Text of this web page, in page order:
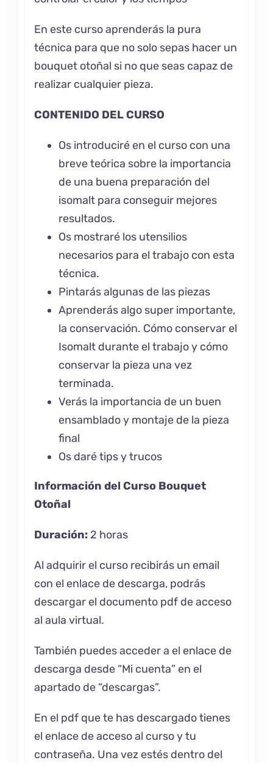
En este curso aprenderás la pura
técnica para que no solo sepas hacer un
bouquet otoñal si no que seas capaz de
realizar cualquier pieza.
CONTENIDO DEL CURSO
Os introduciré en el curso con una
breve teórica sobre la importancia
de una buena preparación del
isomaltpara conseguir mejores
resultados.
Os mostraré los utensilios
necesarios para el trabajo con esta
técnica.
Pintarás algunas de las piezas
Aprenderás algo super importante,
la conservación. Cómo conservar el
Isomalt durante el trabajo y cómo
conservar la pieza una vez
terminada.
Verás la importancia de un buen
ensamblado y montaje de la pieza
final
Os daré tips y trucos
Información del Curso Bouquet
Otoñal
Duración:2 horas
Al adquirir el curso recibirás un email
con el enlace de descarga, podrás
descargar el documento pdf de acceso
al aula virtual.
También puedes acceder a el enlace de
descarga desde “Mi cuenta” en el
apartado de “descargas”.
En el pdf que te has descargado tienes
el enlace de acceso al curso y tu
contraseña. Una vez estés dentro del